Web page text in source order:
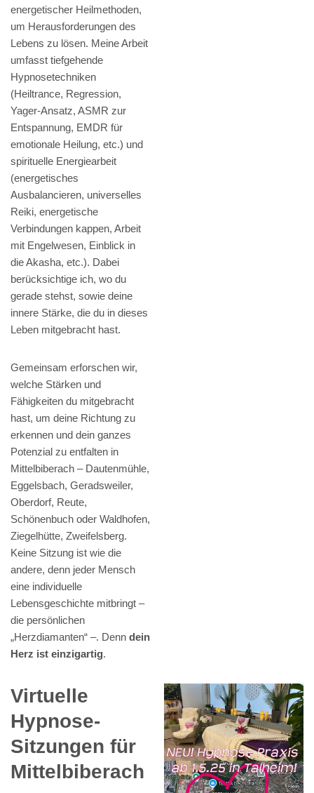
energetischer Heilmethoden,
um Herausforderungen des
Lebens zu lösen. Meine Arbeit
umfasst tiefgehende
Hypnosetechniken
(Heiltrance, Regression,
Yager-Ansatz, ASMR zur
Entspannung, EMDR für
emotionale Heilung, etc.) und
spirituelle Energiearbeit
(energetisches
Ausbalancieren, universelles
Reiki, energetische
Verbindungen kappen, Arbeit
mit Engelwesen, Einblick in
die Akasha, etc.). Dabei
berücksichtige ich, wo du
gerade stehst, sowie deine
innere Stärke, die du in dieses
Leben mitgebracht hast.
Gemeinsam erforschen wir,
welche Stärken und
Fähigkeiten du mitgebracht
hast, um deine Richtung zu
erkennen und dein ganzes
Potenzial zu entfalten in
Mittelbiberach – Dautenmühle,
Eggelsbach, Geradsweiler,
Oberdorf, Reute,
Schönenbuch oder Waldhofen,
Ziegelhütte, Zweifelsberg.
Keine Sitzung ist wie die
andere, denn jeder Mensch
eine individuelle
Lebensgeschichte mitbringt –
die persönlichen
„Herzdiamanten“ –. Denn dein
Herz ist einzigartig.
Virtuelle
Hypnose-
Sitzungen für
Mittelbiberach